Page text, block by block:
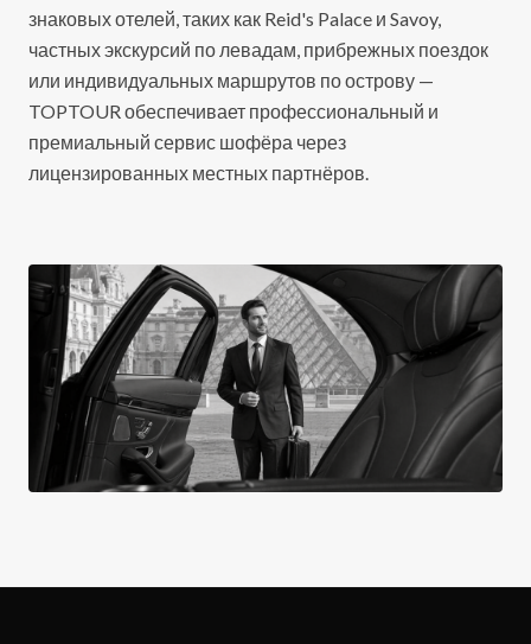
знаковых отелей, таких как Reid's Palace и Savoy,
частных экскурсий по левадам, прибрежных поездок
или индивидуальных маршрутов по острову —
TOPTOUR обеспечивает профессиональный и
премиальный сервис шофёра через
лицензированных местных партнёров.